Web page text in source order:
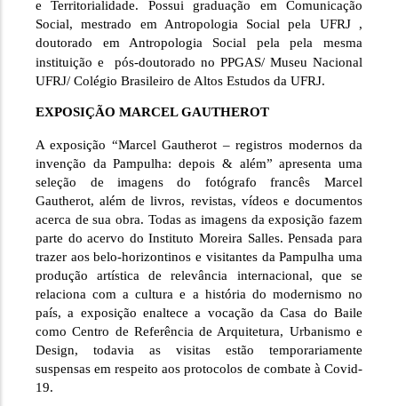
e Territorialidade. Possui graduação em Comunicação
Social, mestrado em Antropologia Social pela UFRJ ,
doutorado em Antropologia Social pela pela mesma
instituição e
pós-doutorado no PPGAS/ Museu Nacional
UFRJ/ Colégio Brasileiro de Altos Estudos da UFRJ.
EXPOSIÇÃO MARCEL GAUTHEROT
A exposição “Marcel Gautherot – registros modernos da
invenção da Pampulha: depois & além” apresenta uma
seleção de imagens do fotógrafo francês Marcel
Gautherot, além de livros, revistas, vídeos e documentos
acerca de sua obra. Todas as imagens da exposição fazem
parte do acervo do Instituto Moreira Salles. Pensada para
trazer aos belo-horizontinos e visitantes da Pampulha uma
produção artística de relevância internacional, que se
relaciona com a cultura e a história do modernismo no
país, a exposição enaltece a vocação da Casa do Baile
como Centro de Referência de Arquitetura, Urbanismo e
Design, todavia as visitas estão temporariamente
suspensas em respeito aos protocolos de combate à Covid-
19.